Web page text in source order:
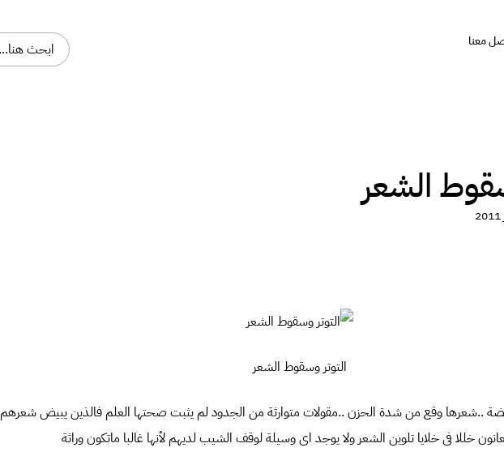
معنا
الشعر
التوتر وسقوط الشعر
..شعرها وقع من شدة الحزن ..مقولات متوارثة من الجدود لم يثبت صحتها العلم فالذين يبيض شعرهم
خللا فى خلايا تلوين الشعر ولا يوجد اى وسيلة لوقف الشيب لديهم لأنها غالبا ماتكون وراثة